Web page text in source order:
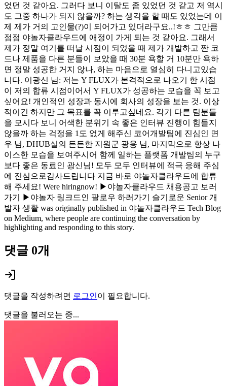
었던 것 같아요. 그러다 보니 이탈도 좀 있었던 것 같고 저 역시
도 그중 하나가 되지 않을까? 하는 생각을 할 때도 있었는데 이
제 제가 거의 고인물(?)이 되어가고 있더라구요..!ㅎㅎ 그만큼
점점 야놀자클라우드에 애정이 가게 되는 것 같아요. 그래서
제가 정말 여기를 떠날 시점이 되었을 때 제가 개발하고 짠 코
드나 제품을 다른 분들이 보았을 때 30분 욕할 거 10분만 욕하
면 정말 성공한 거지 않나, 하는 마음으로 열심히 다니고있습
니다. 이광신 님: 저는 Y FLUX가 본격적으로 나오기 한 시점
이 저의 합류 시점이어서 Y FLUX가 성공하는 모습을 꼭 보고
싶어요! 개인적인 성장과 동시에 회사의 성장을 보는 것. 이상
적이긴 하지만 그 목표를 꼭 이루고싶네요. 각기 다른 팀분들
을 모시다 보니 어색한 분위기 속 좋은 인터뷰 진행이 힘들지
않을까 하는 걱정을 1도 없게 해주신 코어개발팀에 진심인 면
우 님, DHUB실의 든든한 지원군 광용 님, 마지막으로 항상 나
이스한 모습을 보여주시어 함께 일하는 플랫폼 개발팀의 누구
보다 좋은 동료인 광신님! 모두 모두 인터뷰에 적극 응해 주심
에 진심으로감사드립니다 지금 바로 야놀자클라우드에 합류
해 주세요! Were hiringnow! ▶야놀자클라우드 채용공고 보러
가기 ▶야놀자 링크드인 팔로우 하러가기 슬기로운 Senior 개
발자 생활 was originally published in 야놀자클라우드 Tech Blog
on Medium, where people are continuing the conversation by
highlighting and responding to this story.
댓글 0개
댓글을 작성하려면 로그인이 필요합니다.
댓글을 불러오는 중...